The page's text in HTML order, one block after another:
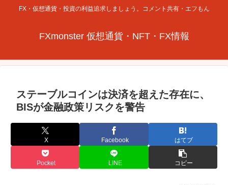
FX・仮想通貨・投資の利益追求しましょう。コメント共有・エフもん
FXmonster 仮想通貨・NFT・FX情報
ステーブルコインは決済を超えた存在に、
BISが金融政策リスクを警告
X Facebook はてブ
Pocket LINE コピー